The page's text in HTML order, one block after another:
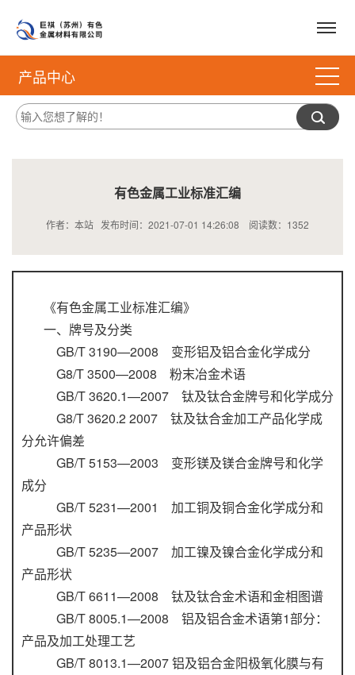
产品中心
有色金属工业标准汇编
作者：本站 发布时间：2021-07-01 14:26:08 阅读数： 1352
《有色金属工业标准汇编》
一、牌号及分类
GB/T 3190—2008 变形铝及铝合金化学成分
G8/T 3500—2008 粉末冶金术语
GB/T 3620.1—2007 钛及钛合金牌号和化学成分
G8/T 3620.2 2007 钛及钛合金加工产品化学成
分允许偏差
GB/T 5153—2003 变形镁及镁合金牌号和化学
成分
GB/T 5231—2001 加工铜及铜合金化学成分和
产品形状
GB/T 5235—2007 加工镍及镍合金化学成分和
产品形状
GB/T 6611—2008 钛及钛合金术语和金相图谱
GB/T 8005.1—2008 铝及铝合金术语第1部分：
产品及加工处理工艺
GB/T 8013.1—2007 铝及铝合金阳极氧化膜与有